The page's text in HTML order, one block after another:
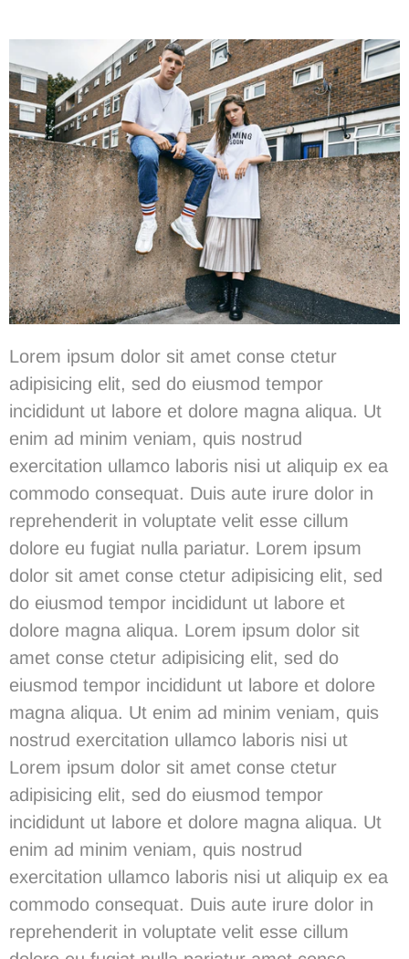
Lorem ipsum dolor sit amet conse ctetur
adipisicing elit, sed do eiusmod tempor
incididunt ut labore et dolore magna aliqua. Ut
enim ad minim veniam, quis nostrud
exercitation ullamco laboris nisi ut aliquip ex ea
commodo consequat. Duis aute irure dolor in
reprehenderit in voluptate velit esse cillum
dolore eu fugiat nulla pariatur. Lorem ipsum
dolor sit amet conse ctetur adipisicing elit, sed
do eiusmod tempor incididunt ut labore et
dolore magna aliqua. Lorem ipsum dolor sit
amet conse ctetur adipisicing elit, sed do
eiusmod tempor incididunt ut labore et dolore
magna aliqua. Ut enim ad minim veniam, quis
nostrud exercitation ullamco laboris nisi ut
Lorem ipsum dolor sit amet conse ctetur
adipisicing elit, sed do eiusmod tempor
incididunt ut labore et dolore magna aliqua. Ut
enim ad minim veniam, quis nostrud
exercitation ullamco laboris nisi ut aliquip ex ea
commodo consequat. Duis aute irure dolor in
reprehenderit in voluptate velit esse cillum